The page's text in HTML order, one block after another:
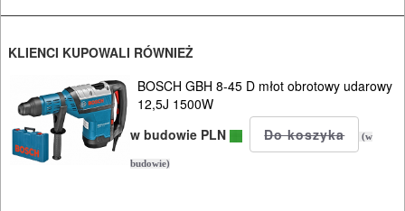
szlifierki
mimośrod.
szlifierki
oscylacyjne
szlifierki
KLIENCI KUPOWALI RÓWNIEŻ
BOSCH GBH 8-45 D młot obrotowy udarowy
12,5J 1500W
w budowie PLN
(w
budowie)